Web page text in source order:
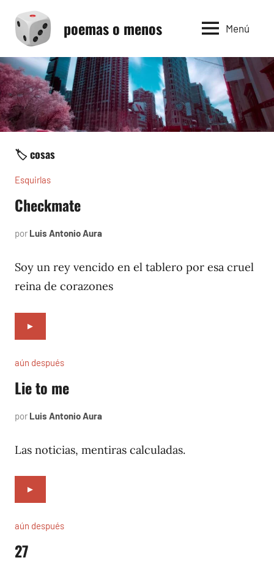
contenido
poemas o menos Menú
🏷️ cosas
Esquirlas
Checkmate
por Luis Antonio Aura
2023
Soy un rey vencido en el tablero por esa cruel
reina de corazones
►
aún después
Lie to me
por Luis Antonio Aura
2006
Las noticias, mentiras calculadas.
►
aún después
27